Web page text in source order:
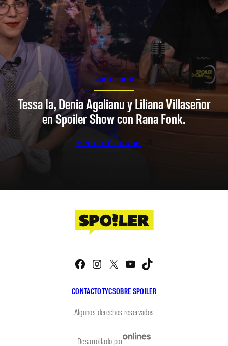
SPOILER SHOW
Tessa Ia, Denia Agalianu y Liliana Villaseñor
en Spoiler Show con Rana Fonk.
Ver en Youtube
CONTACTOTYCSOBRE SPOILER
Facebook
Instagram
X YouTube
Algunos derechos reservados
Desarrollado por